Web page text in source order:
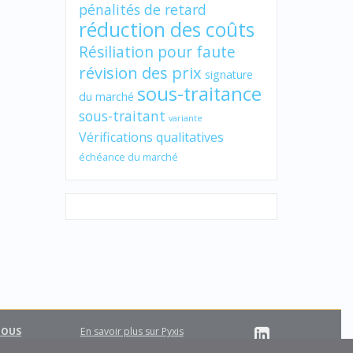
pénalités de retard
réduction des coûts
Résiliation pour faute
révision des prix signature
du marché sous-traitance
sous-traitant variante
Vérifications qualitatives
échéance du marché
En savoir plus sur Pyxis